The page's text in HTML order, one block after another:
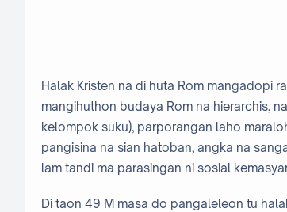
Halak Kristen na di huta Rom mangadopi
mangihuthon budaya Rom na hierarchis,
kelompok suku), parporangan laho
pangisina na sian hatoban, angka na
lam tandi ma parasingan ni sosial
Di taon 49 M masa do pangaleleon tu